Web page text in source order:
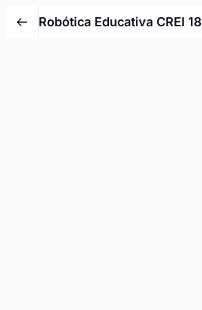
Robótica Educativa CREI 18